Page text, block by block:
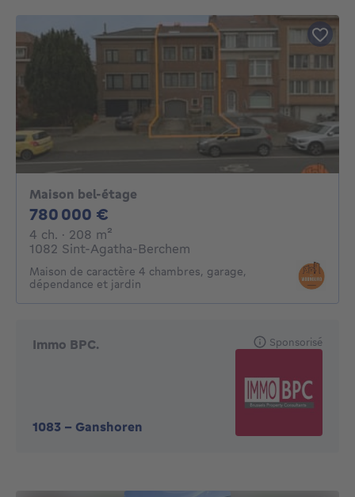
Maison bel-étage
780 000 €
4 ch. 4 chambres
· 208 m²
1082 Sint-Agatha-Berchem
Maison de caractère 4 chambres, garage,
dépendance et jardin
Immo BPC.
1083 - Ganshoren
Sponsorisé